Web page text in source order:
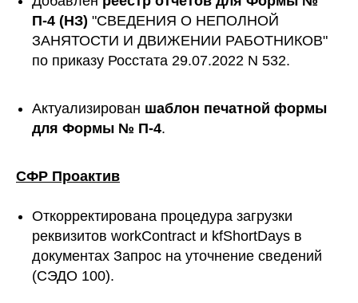
П-4 (НЗ) "СВЕДЕНИЯ О НЕПОЛНОЙ
ЗАНЯТОСТИ И ДВИЖЕНИИ РАБОТНИКОВ"
по приказу Росстата 29.07.2022 N 532.
Актуализирован шаблон печатной формы
для Формы № П-4.
СФР Проактив
Откорректирована процедура загрузки
реквизитов workContract и kfShortDays в
документах Запрос на уточнение сведений
(СЭДО 100).